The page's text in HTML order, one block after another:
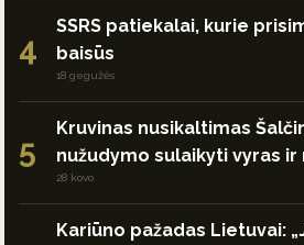
4
SSRS patiekalai, kurie
baisūs
18 gegužės
5
Kruvinas nusikaltimas
nužudymo sulaikyti vyras
28 kovo
Kariūno pažadas Lietuvai: